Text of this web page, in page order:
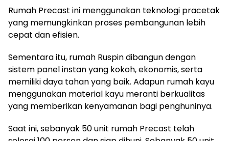
Rumah Precast ini menggunakan teknologi pracetak
yang memungkinkan proses pembangunan lebih
cepat dan efisien.
Sementara itu, rumah Ruspin dibangun dengan
sistem panel instan yang kokoh, ekonomis, serta
memiliki daya tahan yang baik. Adapun rumah kayu
menggunakan material kayu meranti berkualitas
yang memberikan kenyamanan bagi penghuninya.
Saat ini, sebanyak 50 unit rumah Precast telah